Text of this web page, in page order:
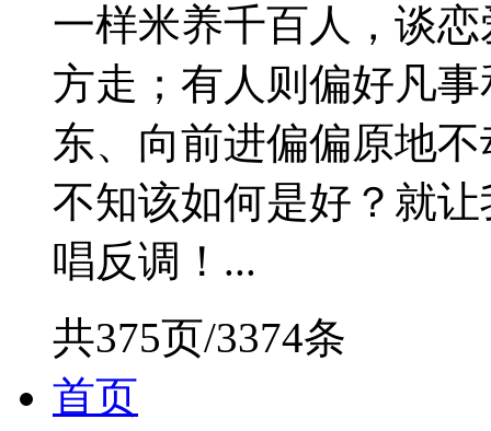
一样米养千百人，谈
方走；有人则偏好凡
东、向前进偏偏原地
不知该如何是好？就
唱反调！...
共375页/3374条
首页